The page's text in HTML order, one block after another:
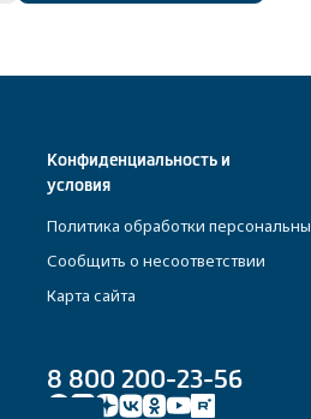
Конфиденциальность и
условия
Политика обработки
Сообщить о несоответствии
Карта сайта
8 800 200-23-56